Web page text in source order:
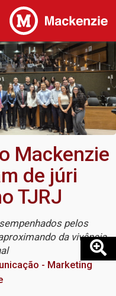
Mackenzie
de júri
TJRJ
pelos
da vivência
- Marketing